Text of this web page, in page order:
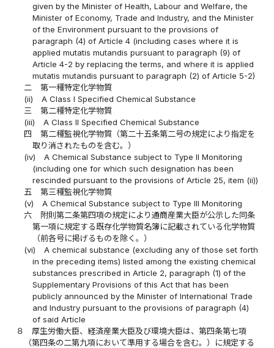
given by the Minister of Health, Labour and Welfare, the
Minister of Economy, Trade and Industry, and the Minister
of the Environment pursuant to the provisions of
paragraph (4) of Article 4 (including cases where it is
applied mutatis mutandis pursuant to paragraph (9) of
Article 4-2 by replacing the terms, and where it is applied
mutatis mutandis pursuant to paragraph (2) of Article 5-2)
二
第一種特定化学物質
(ii)
A Class I Specified Chemical Substance
三
第二種特定化学物質
(iii)
A Class II Specified Chemical Substance
四
第二種監視化学物質（第二十五条第二号の規定により指定を
取り消されたものを含む。）
(iv)
A Chemical Substance subject to Type II Monitoring
(including one for which such designation has been
rescinded pursuant to the provisions of Article 25, item (ii))
五
第三種監視化学物質
(v)
A Chemical Substance subject to Type III Monitoring
六
附則第二条第四項の規定により通商産業大臣が公示した同条
第一項に規定する既存化学物質名簿に記載されている化学物質
（前各号に掲げるものを除く。）
(vi)
A chemical substance (excluding any of those set forth
in the preceding items) listed among the existing chemical
substances prescribed in Article 2, paragraph (1) of the
Supplementary Provisions of this Act that has been
publicly announced by the Minister of International Trade
and Industry pursuant to the provisions of paragraph (4)
of said Article
８
厚生労働大臣、経済産業大臣及び環境大臣は、第四条第七項
（第四条の二第九項において準用する場合を含む。）に規定する